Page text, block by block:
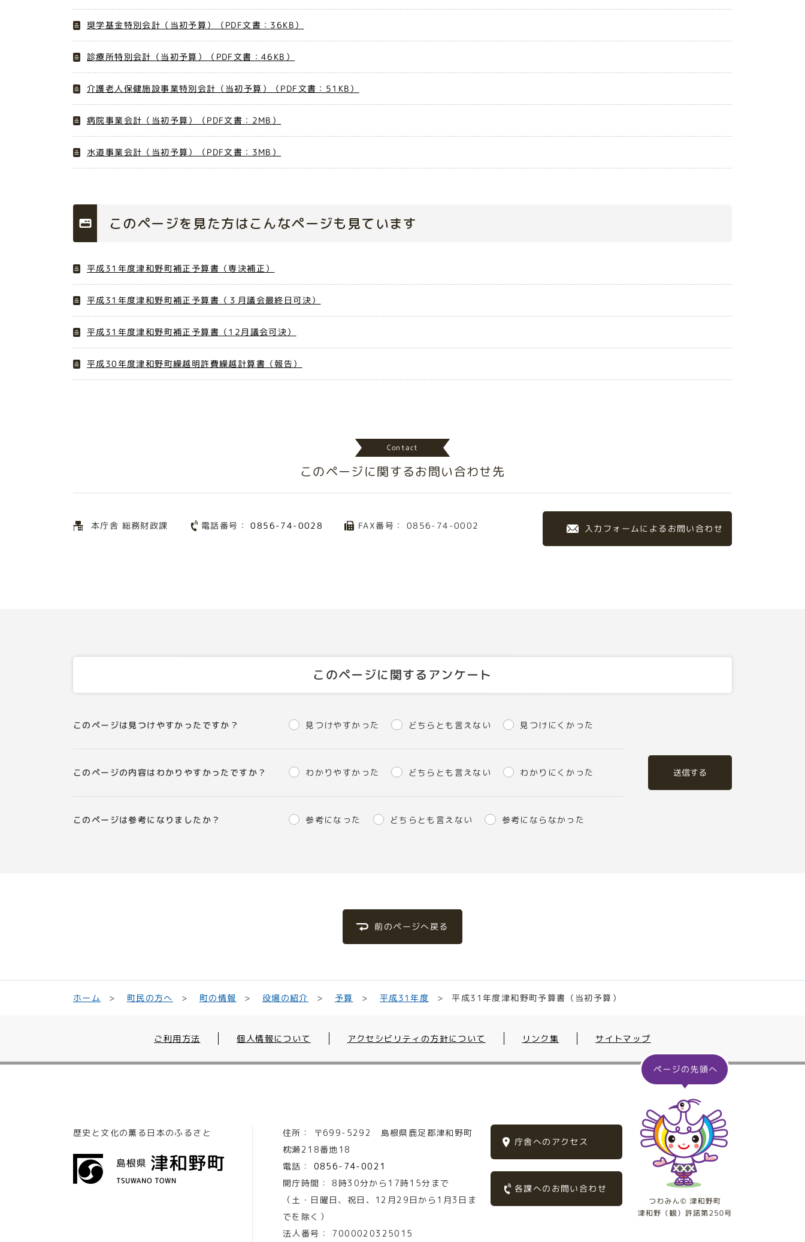
奨学基金特別会計（当初予算）（PDF文書：36KB）
診療所特別会計（当初予算）（PDF文書：46KB）
介護老人保健施設事業特別会計（当初予算）（PDF文書：51KB）
病院事業会計（当初予算）（PDF文書：2MB）
水道事業会計（当初予算）（PDF文書：3MB）
このページを見た方はこんなページも見ています
平成31年度津和野町補正予算書（専決補正）
平成31年度津和野町補正予算書（３月議会最終日可決）
平成31年度津和野町補正予算書（12月議会可決）
平成30年度津和野町繰越明許費繰越計算書（報告）
Contact
このページに関するお問い合わせ先
本庁舎 総務財政課 電話番号：0856-74-0028 FAX番号： 0856-74-0002 入力フォームによるお問い合わせ
このページに関するアンケート
このページは見つけやすかったですか？ 見つけやすかった どちらとも言えない 見つけにくかった
このページの内容はわかりやすかったですか？ わかりやすかった どちらとも言えない わかりにくかった
このページは参考になりましたか？ 参考になった どちらとも言えない 参考にならなかった
送信する
前のページへ戻る
ホーム 町民の方へ 町の情報 役場の紹介 予算 平成31年度 平成31年度津和野町予算書（当初予算）
ご利用方法 個人情報について アクセシビリティの方針について リンク集 サイトマップ
歴史と文化の薫る日本のふるさと 住所： 〒699-5292 島根県鹿足郡津和野町
枕瀬218番地18
電話：
0856-74-0021
開庁時間：
8時30分から17時15分まで
（土・日曜日、祝日、12月29日から1月3日ま
でを除く）
法人番号：
7000020325015
庁舎へのアクセス
各課へのお問い合わせ